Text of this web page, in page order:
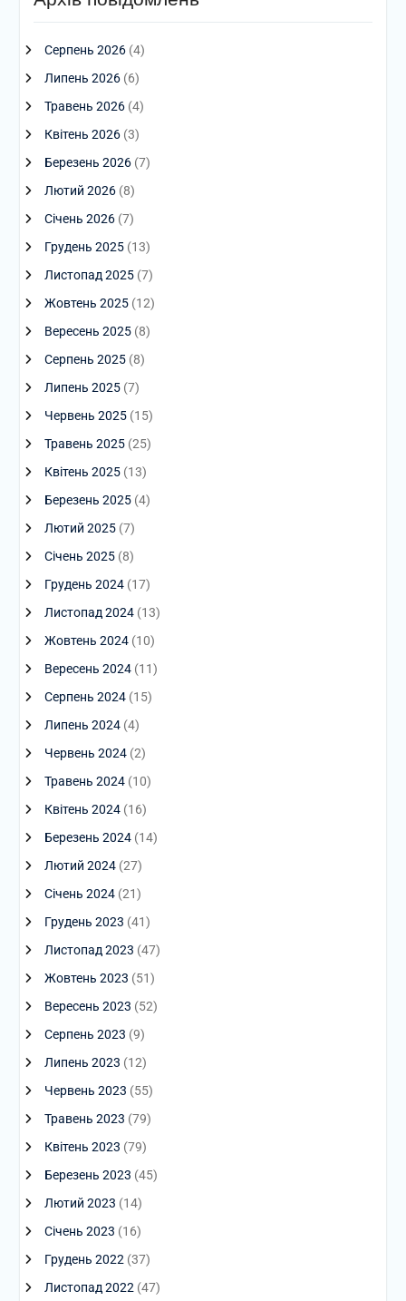
Серпень 2026(4)
Липень 2026(6)
Травень 2026(4)
Квітень 2026(3)
Березень 2026(7)
Лютий 2026(8)
Січень 2026(7)
Грудень 2025(13)
Листопад 2025(7)
Жовтень 2025(12)
Вересень 2025(8)
Серпень 2025(8)
Липень 2025(7)
Червень 2025(15)
Травень 2025(25)
Квітень 2025(13)
Березень 2025(4)
Лютий 2025(7)
Січень 2025(8)
Грудень 2024(17)
Листопад 2024(13)
Жовтень 2024(10)
Вересень 2024(11)
Серпень 2024(15)
Липень 2024(4)
Червень 2024(2)
Травень 2024(10)
Квітень 2024(16)
Березень 2024(14)
Лютий 2024(27)
Січень 2024(21)
Грудень 2023 (41)
Листопад 2023 (47)
Жовтень 2023 (51)
Вересень 2023 (52)
Серпень 2023 (9)
Липень 2023 (12)
Червень 2023 (55)
Травень 2023 (79)
Квітень 2023 (79)
Березень 2023 (45)
Лютий 2023 (14)
Січень 2023 (16)
Грудень 2022 (37)
Листопад 2022 (47)